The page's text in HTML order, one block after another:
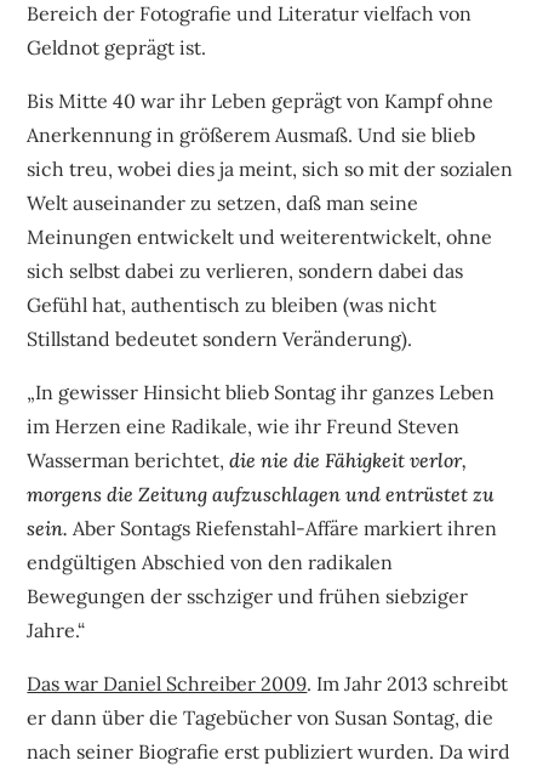
Bereich der Fotografie und Literatur vielfach von
Geldnot geprägt ist.
Bis Mitte 40 war ihr Leben geprägt von Kampf ohne
Anerkennung in größerem Ausmaß. Und sie blieb
sich treu, wobei dies ja meint, sich so mit der sozialen
Welt auseinander zu setzen, daß man seine
Meinungen entwickelt und weiterentwickelt, ohne
sich selbst dabei zu verlieren, sondern dabei das
Gefühl hat, authentisch zu bleiben (was nicht
Stillstand bedeutet sondern Veränderung).
„In gewisser Hinsicht blieb Sontag ihr ganzes Leben
im Herzen eine Radikale, wie ihr Freund Steven
Wasserman berichtet,die nie die Fähigkeit verlor,
morgens die Zeitung aufzuschlagen und entrüstet zu
sein. Aber Sontags Riefenstahl-Affäre markiert ihren
endgültigen Abschied von den radikalen
Bewegungen der sschziger und frühen siebziger
Jahre.“
Das war Daniel Schreiber 2009. Im Jahr 2013 schreibt
er dann über die Tagebücher von Susan Sontag, die
nach seiner Biografie erst publiziert wurden. Da wird